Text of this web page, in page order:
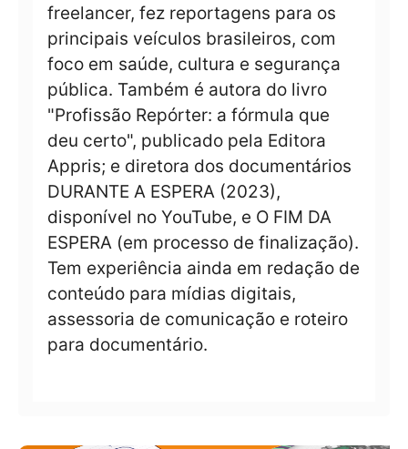
freelancer, fez reportagens para os
principais veículos brasileiros, com
foco em saúde, cultura e segurança
pública. Também é autora do livro
"Profissão Repórter: a fórmula que
deu certo", publicado pela Editora
Appris; e diretora dos documentários
DURANTE A ESPERA (2023),
disponível no YouTube, e O FIM DA
ESPERA (em processo de finalização).
Tem experiência ainda em redação de
conteúdo para mídias digitais,
assessoria de comunicação e roteiro
para documentário.